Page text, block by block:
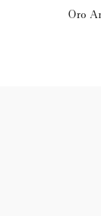
Oro